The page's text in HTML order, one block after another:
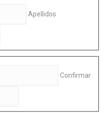
Apellidos
Confirmar